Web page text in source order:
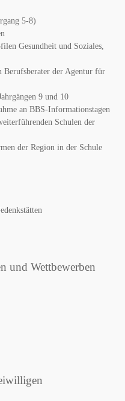
5-8)
Gesundheit und Soziales,
Berufsberater der Agentur für
9 und 10
an BBS-Informationstagen
Schulen der
der Region in der Schule
und Wettbewerben